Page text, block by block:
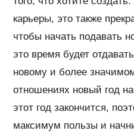
карьеры, это также
чтобы начать подавать
это время будет
новому и более
отношениях новый год
этот год закончится,
максимум пользы и